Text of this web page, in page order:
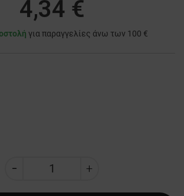
4,34 €
για παραγγελίες άνω των 100 €